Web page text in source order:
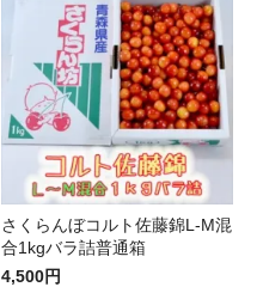
さくらんぼコルト佐藤錦L-M混
合1kgバラ詰普通箱
4,500円